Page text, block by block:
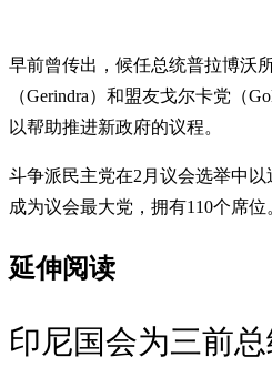
早前曾传出，候任总统普拉博沃
（Gerindra）和盟友戈尔卡党（
以帮助推进新政府的议程。
斗争派民主党在2月议会选举中
成为议会最大党，拥有110个席位
延伸阅读
印尼国会为三前